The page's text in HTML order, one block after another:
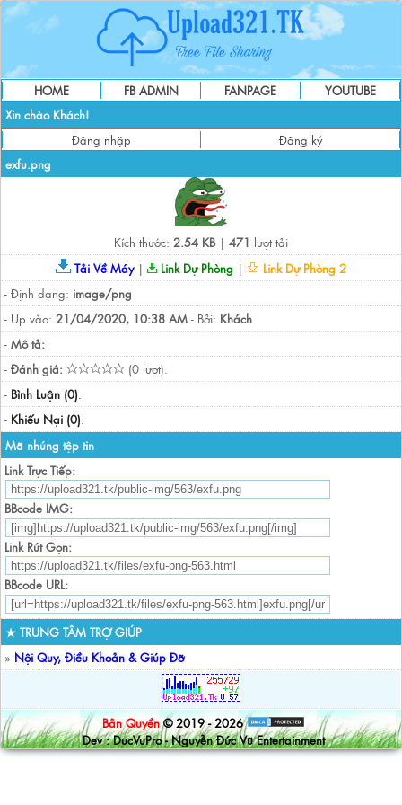
HOME FB ADMIN FANPAGE
YOUTUBE
Xin chào Khách!
Đăng nhập
Đăng ký
exfu.png
Kích thước: 2.54 KB| 471 lượt tải
Tải Về Máy| Link Dự Phòng |
Link Dự Phòng 2
- Định dạng: image/png
- Up vào: 21/04/2020, 10:38 AM - Bởi: Khách
- Mô tả:
- Đánh giá:
(0 lượt).
- Bình Luận (0).
- Khiếu Nại (0).
Mã nhúng tệp tin
Link Trực Tiếp:
BBcode IMG:
Link Rút Gọn:
BBcode URL:
★ TRUNG TÂM TRỢ GIÚP
» Nội Quy, Điều Khoản & Giúp Đỡ
Bản Quyền © 2019 - 2026
Dev : DucVuPro - Nguyễn Đức Vũ Entertainment